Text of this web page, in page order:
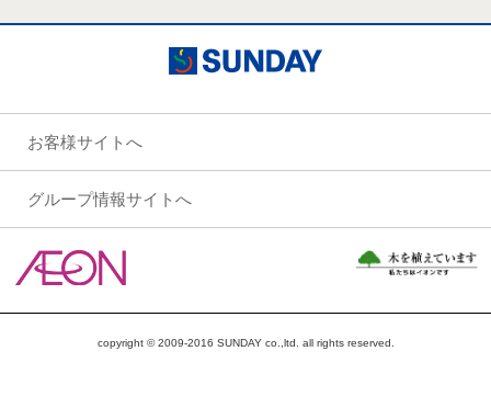
お客様サイトへ
グループ情報サイトへ
copyright © 2009-2016 SUNDAY co.,ltd. all rights reserved.